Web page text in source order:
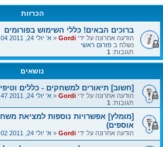
הכרזות
ברוכים הבאים! כללי השימוש בפורומים
הודעה אחרונה על ידי Gordi
«א' יולי 24, 2011 8:04 pm
נשלח בפורום ראשי
תגובות: 1
נושאים
[חשוב] תיאורים למשחקים - כללים
הודעה אחרונה על ידי Gordi
«א' יולי 24, 2011 8:47 pm
תגובות: 1
[מומלץ] אפשרויות נוספות למציאת
אוספים)
הודעה אחרונה על ידי Gordi
«א' יולי 24, 2011 8:02 pm